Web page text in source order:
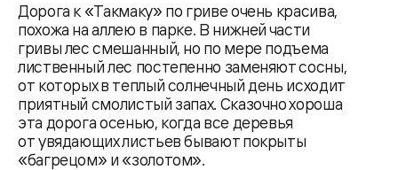
Дорога к «Такмаку» по гриве очень красива,
похожа на аллею в парке. В нижней части
гривы лес смешанный, но по мере подъема
лиственный лес постепенно заменяют сосны,
от которых в теплый солнечный день исходит
приятный смолистый запах. Сказочно хороша
эта дорога осенью, когда все деревья
от увядающих листьев бывают покрыты
«багрецом» и «золотом».